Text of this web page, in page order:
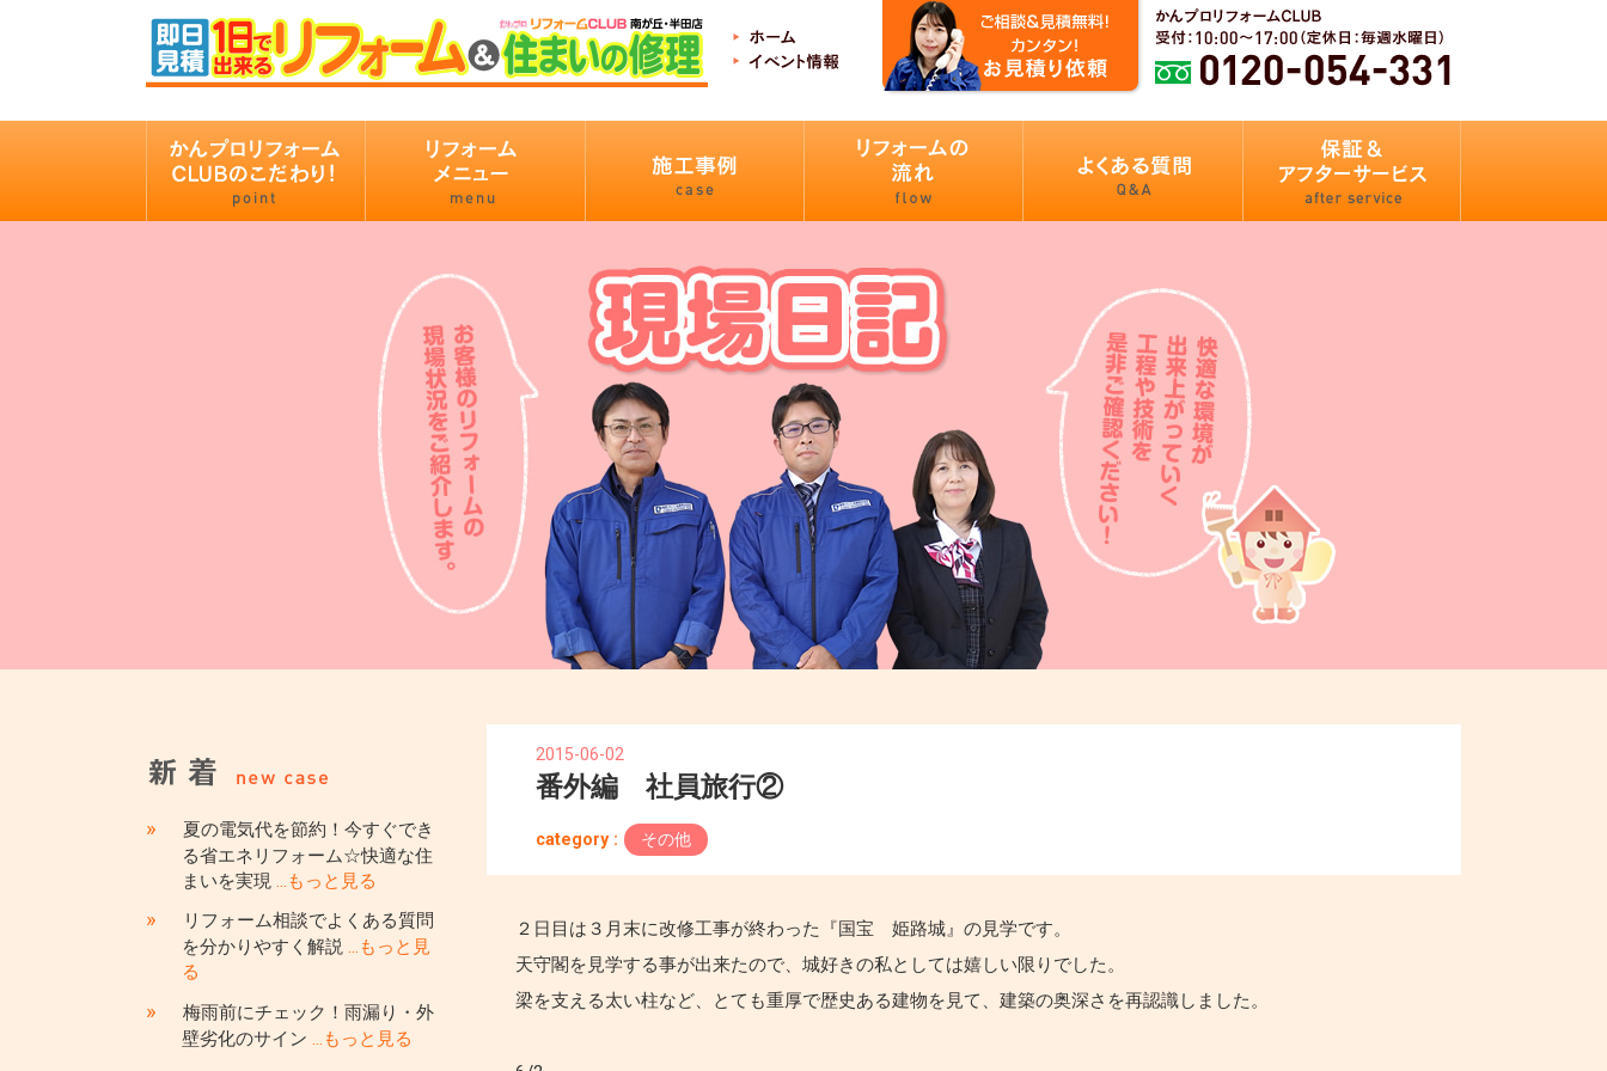
2015-06-02
番外編 社員旅行②
category : その他
２日目は３月末に改修工事が終わった『国宝 姫路城』の見学です。
天守閣を見学する事が出来たので、城好きの私としては嬉しい限りでした。
梁を支える太い柱など、とても重厚で歴史ある建物を見て、建築の奥深さを再認識しました。
»
夏の電気代を節約！今すぐでき
る省エネリフォーム☆快適な住
まいを実現…もっと見る
»
リフォーム相談でよくある質問
を分かりやすく解説…もっと見
る
»
梅雨前にチェック！雨漏り・外
壁劣化のサイン…もっと見る